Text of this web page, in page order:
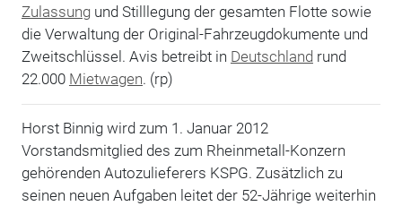
Zulassungund Stilllegung der gesamten Flotte sowie
die Verwaltung der Original-Fahrzeugdokumente und
Zweitschlüssel. Avis betreibt in Deutschland rund
22.000 Mietwagen. (rp)
Horst Binnig wird zum 1. Januar 2012
Vorstandsmitglied des zum Rheinmetall-Konzern
gehörenden Autozulieferers KSPG. Zusätzlich zu
seinen neuen Aufgaben leitet der 52-Jährige weiterhin